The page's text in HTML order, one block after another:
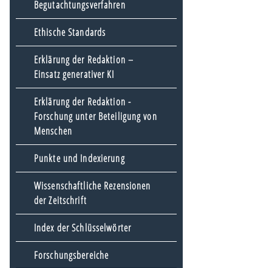
Begutachtungsverfahren
Ethische Standards
Erklärung der Redaktion –
Einsatz generativer KI
Erklärung der Redaktion -
Forschung unter Beteiligung von
Menschen
Punkte und Indexierung
Wissenschaftliche Rezensionen
der Zeitschrift
Index der Schlüsselwörter
Forschungsbereiche